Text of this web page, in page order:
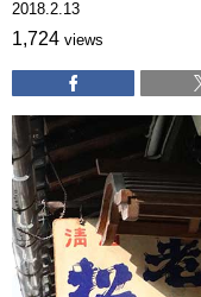
2018.2.13
1,724 views